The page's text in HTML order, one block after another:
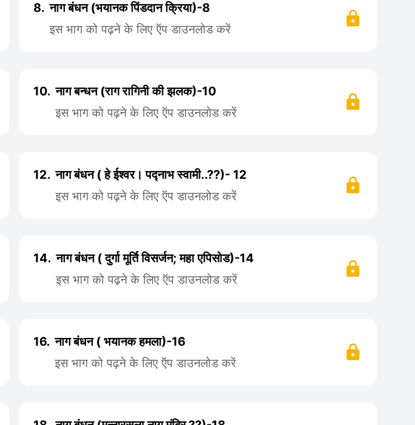
8. नाग बंधन (भयानक पिंडदान क्रिया)-8
इस भाग को पढ़ने के लिए ऍप डाउनलोड करें
10. नाग बन्धन (राग रागिनी की झलक)-10
इस भाग को पढ़ने के लिए ऍप डाउनलोड करें
12. नाग बंधन ( हे ईश्वर। पद्नाभ स्वामी..??)- 12
इस भाग को पढ़ने के लिए ऍप डाउनलोड करें
14. नाग बंधन ( दुर्गा मूर्ति विसर्जन; महा एपिसोड)-14
इस भाग को पढ़ने के लिए ऍप डाउनलोड करें
16. नाग बंधन ( भयानक हमला)-16
इस भाग को पढ़ने के लिए ऍप डाउनलोड करें